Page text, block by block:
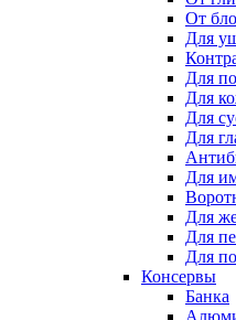
От
Для
Для
Для
Для
Для
Для
Для
Для
Для
Консервы
Банка